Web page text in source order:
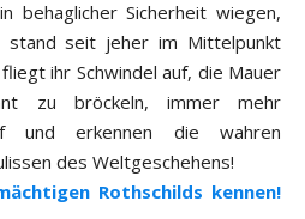
behaglicher Sicherheit wiegen,
stand seit jeher im Mittelpunkt
ihr Schwindel auf, die Mauer
zu bröckeln, immer mehr
und erkennen die wahren
des Weltgeschehens!
Rothschilds kennen!